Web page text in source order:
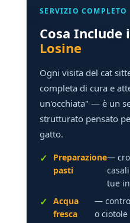
SERVIZIO COMPLETO
Cosa Include
Losine
Ogni visita del cat
completa di cura e
un'occhiata" — è un
strutturato pensato
gatto.
Preparazione
pasti
—
tue
Acqua
fresca
—
o ciotole